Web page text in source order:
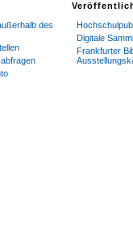
des
Digitale
Frankfurter